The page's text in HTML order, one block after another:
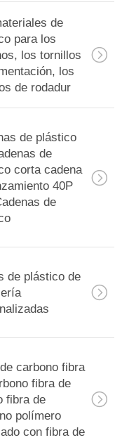
de
de
de
29
de
para los
los tornillos
los
de rodadur
de plástico
de
corta cadena
40P
de
de plástico de
carbono fibra
fibra de
fibra de
polímero
con fibra de